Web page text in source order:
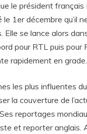
le président français
1er décembre qu’il
Elle se lance alors
pour RTL puis pour
rapidement en grade.
les plus influentes
la couverture de
reportages
et reporter anglais.